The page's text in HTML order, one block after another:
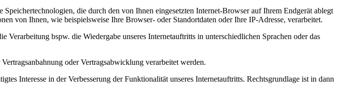
die durch den von Ihnen eingesetzten Internet-Browser auf Ihrem Endgerät ablegt
von Ihnen, wie beispielsweise Ihre Browser- oder Standortdaten oder Ihre IP-Adresse, verarbeitet.
bspw. die Wiedergabe unseres Internetauftritts in unterschiedlichen Sprachen oder das
oder Vertragsabwicklung verarbeitet werden.
Interesse in der Verbesserung der Funktionalität unseres Internetauftritts. Rechtsgrundlage ist in dann